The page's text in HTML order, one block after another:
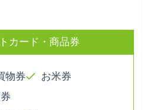
カード・商品券
物券
お米券